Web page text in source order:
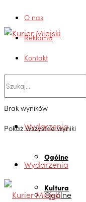
O nas
Reklama
Kontakt
Brak wyników
Pokaż wszystkie wyniki
Wydarzenia
Ogólne
Kultura
Wydarzenia
Ogólne